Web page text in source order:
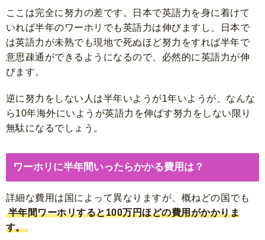
ここは完全に努力の差です。日本で英語力を身に着けて
いれば半年のワーホリでも英語力は伸びますし、日本で
は英語力が未熟でも現地で死ぬほど努力をすれば半年で
意思疎通ができるようになるので、必然的に英語力が伸
びます。
逆に努力をしない人は半年いようが1年いようが、なんな
ら10年海外にいようが英語力を伸ばす努力をしない限り
無駄になるでしょう。
ワーホリに半年間いったらかかる費用は？
詳細な費用は国によって異なりますが、概ねどの国でも
半年間ワーホリすると100万円ほどの費用がかかりま
す。